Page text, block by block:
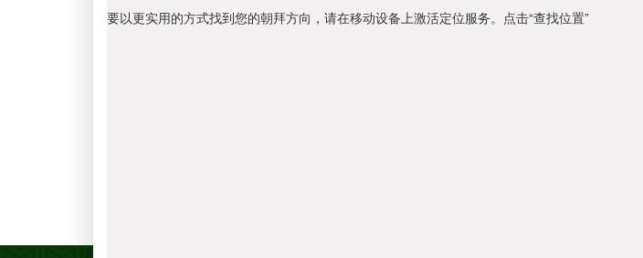
要以更实用的方式找到您的朝拜方向，请在移动设备上激活定位服务。点击“查找位置”